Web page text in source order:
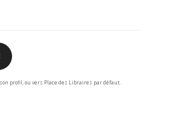
profil, ou vers Place des Libraires par défaut.